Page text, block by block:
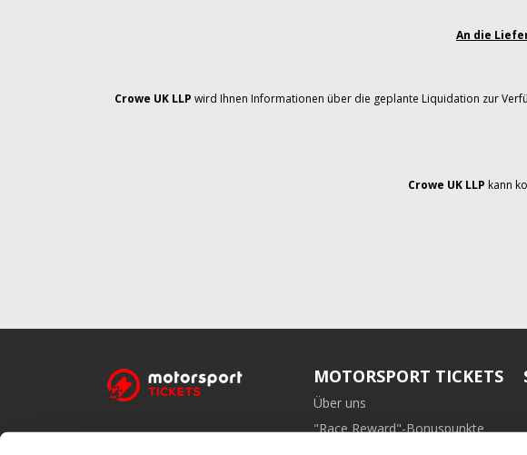
An die
Crowe UK LLP wird Ihnen Informationen über die geplante Liquidation zur
Crowe UK LLP kann
MOTORSPORT TICKETS
Über uns
"Race Reward"-Bonuspunkte